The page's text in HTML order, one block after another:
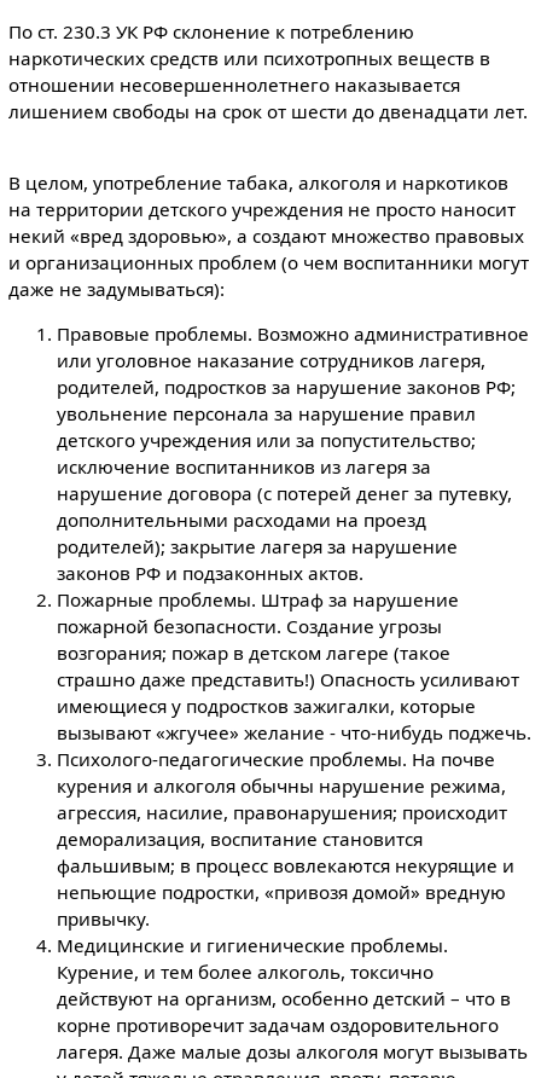
По ст. 230.3 УК РФ склонение к потреблению
наркотических средств или психотропных веществ в
отношении несовершеннолетнего наказывается
лишением свободы на срок от шести до двенадцати лет.
В целом, употребление табака, алкоголя и наркотиков
на территории детского учреждения не просто наносит
некий «вред здоровью», а создают множество правовых
и организационных проблем (о чем воспитанники могут
даже не задумываться):
Правовые проблемы. Возможно административное
или уголовное наказание сотрудников лагеря,
родителей, подростков за нарушение законов РФ;
увольнение персонала за нарушение правил
детского учреждения или за попустительство;
исключение воспитанников из лагеря за
нарушение договора (с потерей денег за путевку,
дополнительными расходами на проезд
родителей); закрытие лагеря за нарушение
законов РФ и подзаконных актов.
Пожарные проблемы. Штраф за нарушение
пожарной безопасности. Создание угрозы
возгорания; пожар в детском лагере (такое
страшно даже представить!) Опасность усиливают
имеющиеся у подростков зажигалки, которые
вызывают «жгучее» желание - что-нибудь поджечь.
Психолого-педагогические проблемы. На почве
курения и алкоголя обычны нарушение режима,
агрессия, насилие, правонарушения; происходит
деморализация, воспитание становится
фальшивым; в процесс вовлекаются некурящие и
непьющие подростки, «привозя домой» вредную
привычку.
Медицинские и гигиенические проблемы.
Курение, и тем более алкоголь, токсично
действуют на организм, особенно детский – что в
корне противоречит задачам оздоровительного
лагеря. Даже малые дозы алкоголя могут вызывать